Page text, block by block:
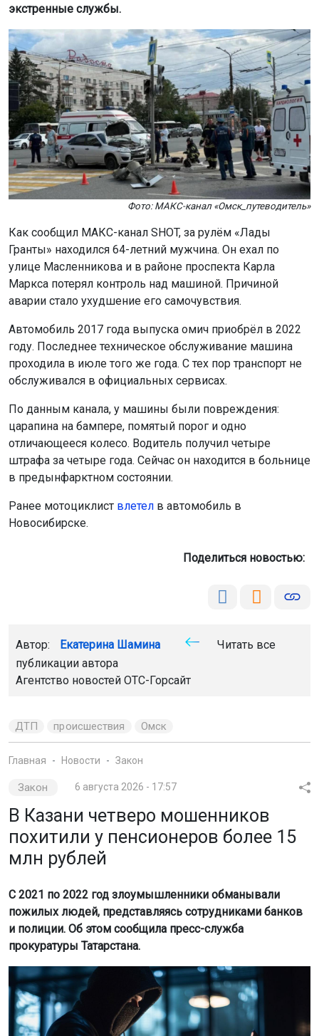
экстренные службы.
Фото: МАКС-канал «Омск_путеводитель»
Как сообщил МАКС-канал SHOT, за рулём «Лады
Гранты» находился 64-летний мужчина. Он ехал по
улице Масленникова и в районе проспекта Карла
Маркса потерял контроль над машиной. Причиной
аварии стало ухудшение его самочувствия.
Автомобиль 2017 года выпуска омич приобрёл в 2022
году. Последнее техническое обслуживание машина
проходила в июле того же года. С тех пор транспорт не
обслуживался в официальных сервисах.
По данным канала, у машины были повреждения:
царапина на бампере, помятый порог и одно
отличающееся колесо. Водитель получил четыре
штрафа за четыре года. Сейчас он находится в больнице
в предынфарктном состоянии.
Ранее мотоциклист влетел в автомобиль в
Новосибирске.
Поделиться новостью:
Автор: Екатерина Шамина
Читать все
публикации автора
Агентство новостей ОТС-Горсайт
ДТП происшествия Омск
Главная Новости Закон
Закон 6 августа 2026 - 17:57
В Казани четверо мошенников
похитили у пенсионеров более 15
млн рублей
С 2021 по 2022 год злоумышленники обманывали
пожилых людей, представляясь сотрудниками банков
и полиции. Об этом сообщила пресс-служба
прокуратуры Татарстана.